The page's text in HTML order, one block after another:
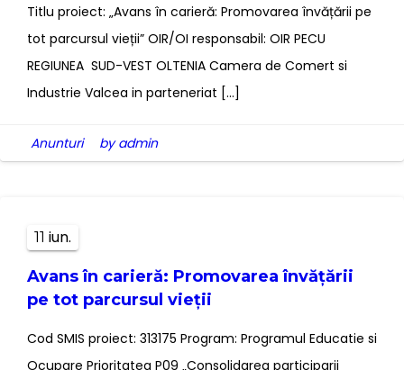
Titlu proiect: „Avans în carieră: Promovarea învățării pe
tot parcursul vieții” OIR/OI responsabil: OIR PECU
REGIUNEA SUD-VEST OLTENIA Camera de Comert si
Industrie Valcea in parteneriat […]
Anunturi by admin
11 iun.
Avans în carieră: Promovarea învățării
pe tot parcursul vieții
Cod SMIS proiect: 313175 Program: Programul Educatie si
Ocupare Prioritatea P09 „Consolidarea participarii